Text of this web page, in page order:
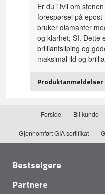
Er du i tvil om
forespørsel på
bruker diamanter
og klarhet; SI. Dette
brilliantsliping og
maksimal ild og
Produktanmeldelser
Forside Bli kunde
Gjennomført GIA sertifikat
Bestselgere
Partnere